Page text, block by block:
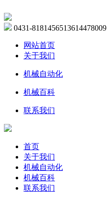
0431-8181456513614478009
网站首页
关于我们
机械自动化
机械百科
联系我们
首页
关于我们
机械自动化
机械百科
联系我们